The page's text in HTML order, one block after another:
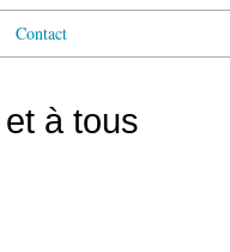
Contact
à tous